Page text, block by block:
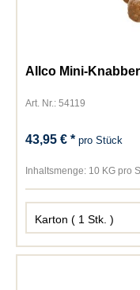
Allco Mini-
Art. Nr.: 54119
43,95 € *pro Stück
Inhaltsmenge: 10 KG pro